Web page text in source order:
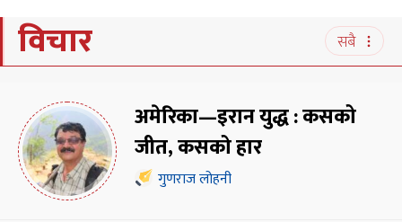
विचार सबै
अमेरिका—इरान युद्ध : कसको
जीत, कसको हार
गुणराज लोहनी